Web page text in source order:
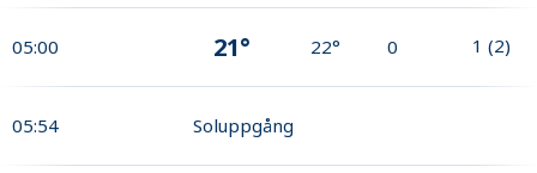
05:00 21° 22° 0 1 (2)
05:54 Soluppgång